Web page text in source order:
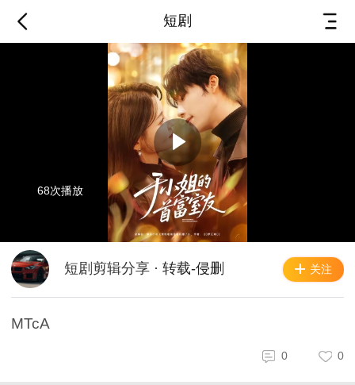
短剧
68次播放
短剧剪辑分享 · 转载-侵删 关注
MTcA
0 0